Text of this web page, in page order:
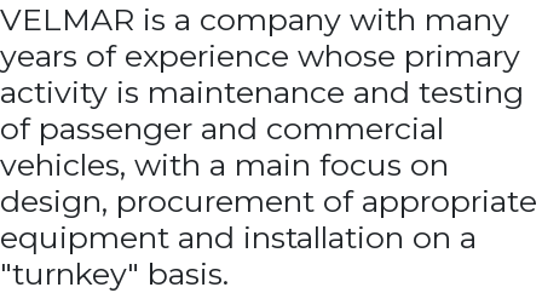
VELMAR is a company with many
years of experience whose primary
activity is maintenance and testing
of passenger and commercial
vehicles, with a main focus on
design, procurement of appropriate
equipment and installation on a
"turnkey" basis.